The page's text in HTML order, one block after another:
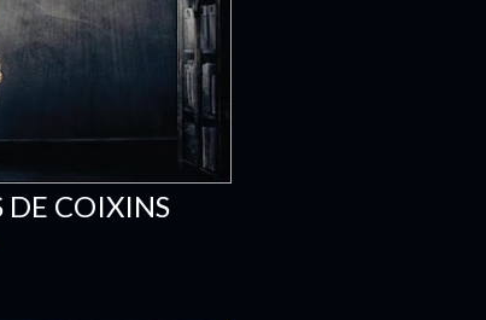
DE COIXINS